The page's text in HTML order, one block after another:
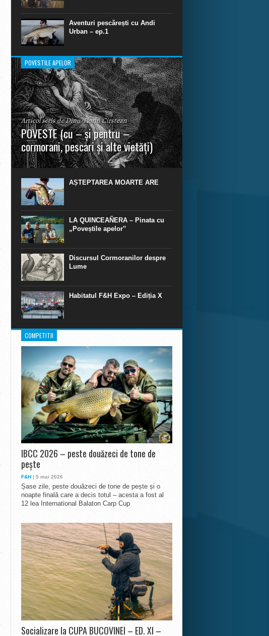
Aventuri pescărești cu Andi
Urban – ep.1
POVESTILE APELOR
Articol scris de Dinu-Florin Cirstean
POVESTE (cu – și pentru –
cormorani, pescari și alte vietăți)
”La urma urmei, cred că legendele și miturile sunt
în mare parte făcute din „adevăr”.“ R. R. Tolkien.
AȘTEPTAREA MOARTE ARE
LA QUINCEAÑERA – Pinata cu
„Poveștile apelor‟
Discursul Cormoranilor despre
Lume
Habitatul F&H Expo – Ediția X
COMPETITII
IBCC 2026 – peste douăzeci de tone de
pește
F&H | 5 mai 2026
Șase zile, peste douăzeci de tone de pește și o
noapte finală care a decis totul – acesta a fost al
12 lea International Balaton Carp Cup
Socializare la CUPA BUCOVINEI – ED. XI –